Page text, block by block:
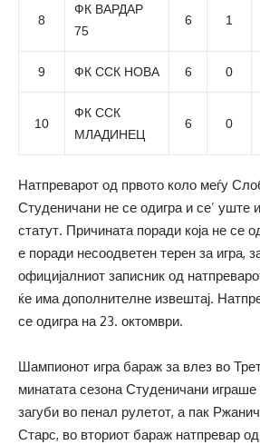
8
ФК ВАРДАР
75
6 1
9 ФК ССК НОВА 6 0
10
ФК ССК
МЛАДИНЕЦ
6 0
Натпреварот од првото коло меѓу
Студеничани не се одигра и се’ уште
статут. Причината поради која не се
е поради несоодветен терен за игра,
официјалниот записник од
ќе има дополнителне извештај.
се одигра на 23. октомври.
Шампионот игра бараж за влез во
минатата сезона Студеничани
загуби во пенал рулетот, а пак
Старс, во вториот бараж натпревар